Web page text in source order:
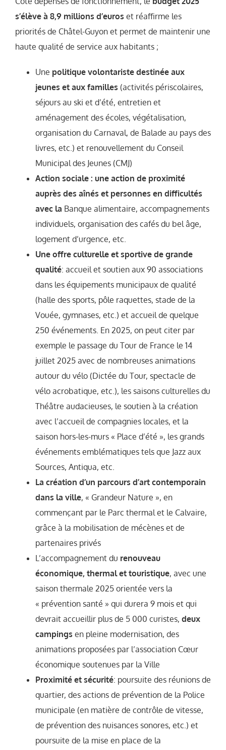
s’élève à 8,9 millions d’euros et réaffirme les
priorités de Châtel-Guyon et permet de maintenir une
haute qualité de service aux habitants ;
Une politique volontariste destinée aux
jeunes et aux familles (activités périscolaires,
séjours au ski et d’été, entretien et
aménagement des écoles, végétalisation,
organisation du Carnaval, de Balade au pays des
livres, etc.) et renouvellement du Conseil
Municipal des Jeunes (CMJ)
Action sociale : une action de proximité
auprès des aînés et personnes en difficultés
avec la Banque alimentaire, accompagnements
individuels, organisation des cafés du bel âge,
logement d’urgence, etc.
Une offre culturelle et sportive de grande
qualité: accueil et soutien aux 90 associations
dans les équipements municipaux de qualité
(halle des sports, pôle raquettes, stade de la
Vouée, gymnases, etc.) et accueil de quelque
250 événements. En 2025, on peut citer par
exemple le passage du Tour de France le 14
juillet 2025 avec de nombreuses animations
autour du vélo (Dictée du Tour, spectacle de
vélo acrobatique, etc.), les saisons culturelles du
Théâtre audacieuses, le soutien à la création
avec l’accueil de compagnies locales, et la
saison hors-les-murs « Place d’été », les grands
événements emblématiques tels que Jazz aux
Sources, Antiqua, etc.
La création d’un parcours d’art contemporain
dans la ville, « Grandeur Nature », en
commençant par le Parc thermal et le Calvaire,
grâce à la mobilisation de mécènes et de
partenaires privés
L’accompagnement du renouveau
économique, thermal et touristique, avec une
saison thermale 2025 orientée vers la
« prévention santé » qui durera 9 mois et qui
devrait accueillir plus de 5 000 curistes, deux
campings en pleine modernisation, des
animations proposées par l’association Cœur
économique soutenues par la Ville
Proximité et sécurité: poursuite des réunions de
quartier, des actions de prévention de la Police
municipale (en matière de contrôle de vitesse,
de prévention des nuisances sonores, etc.) et
poursuite de la mise en place de la